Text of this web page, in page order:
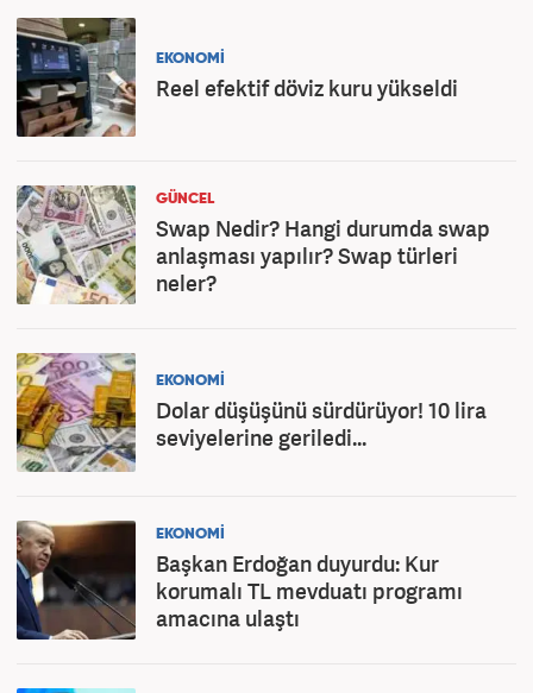
EKONOMİ
Reel efektif döviz kuru yükseldi
GÜNCEL
Swap Nedir? Hangi durumda swap
anlaşması yapılır? Swap türleri
neler?
EKONOMİ
Dolar düşüşünü sürdürüyor! 10 lira
seviyelerine geriledi...
EKONOMİ
Başkan Erdoğan duyurdu: Kur
korumalı TL mevduatı programı
amacına ulaştı